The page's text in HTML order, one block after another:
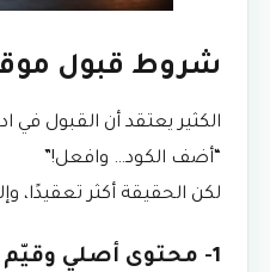
شروط قبول
الكثير يعتقد أن القبول
“أضف الكود… وافعل!”
لكن الحقيقة أكثر
1- محتوى أصلي وقيّم